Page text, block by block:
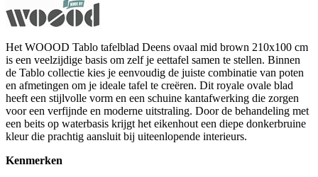
Het WOOOD Tablo tafelblad Deens ovaal mid brown 210x100 cm
is een veelzijdige basis om zelf je eettafel samen te stellen. Binnen
de Tablo collectie kies je eenvoudig de juiste combinatie van poten
en afmetingen om je ideale tafel te creëren. Dit royale ovale blad
heeft een stijlvolle vorm en een schuine kantafwerking die zorgen
voor een verfijnde en moderne uitstraling. Door de behandeling met
een beits op waterbasis krijgt het eikenhout een diepe donkerbruine
kleur die prachtig aansluit bij uiteenlopende interieurs.
Kenmerken